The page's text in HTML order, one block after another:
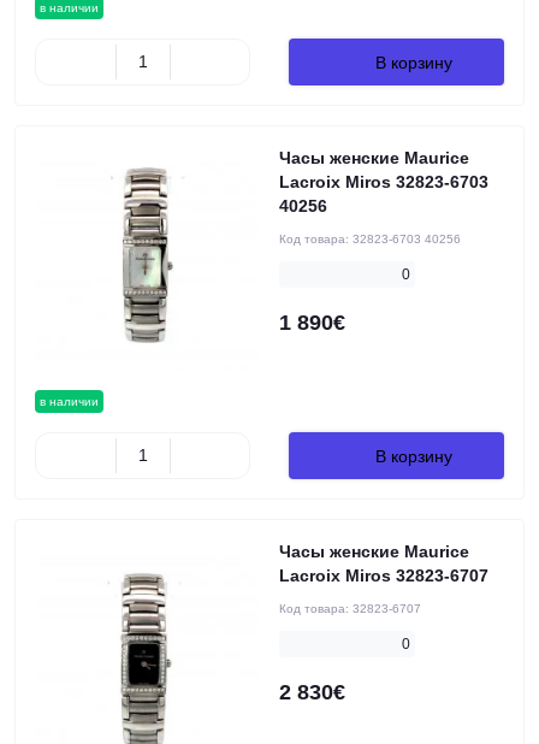
в наличии
В корзину
в наличии
Часы женские Maurice
Lacroix Miros 32823-6703
40256
Код товара: 32823-6703 40256
0
1 890€
В корзину
Часы женские Maurice
Lacroix Miros 32823-6707
Код товара: 32823-6707
0
2 830€